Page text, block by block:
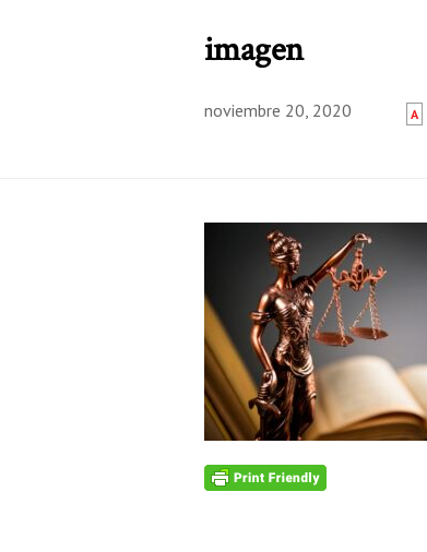
imagen
noviembre 20, 2020 A